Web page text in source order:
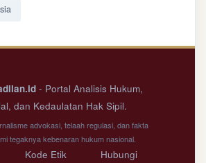
- Portal Analisis Hukum,
dan Kedaulatan Hak Sipil.
advokasi, telaah regulasi, dan fakta
tegaknya kebenaran hukum nasional.
Kode Etik Hubungi